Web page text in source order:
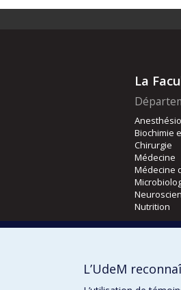
La
Biochimie
Chirurgie
Médecine
Médecine
Nutrition
L’UdeM